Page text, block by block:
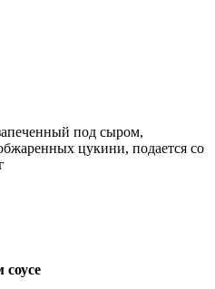
под сыром,
цукини, подается со